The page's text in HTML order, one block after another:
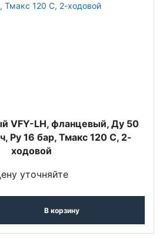
VFY-LH, фланцевый, Ду 50
Py 16 бар, Тмакс 120 С, 2-
ходовой
уточняйте
В корзину